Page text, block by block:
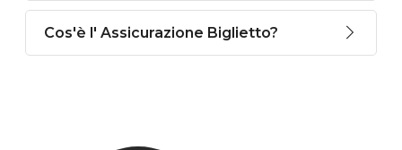
Cos'è l' Assicurazione Biglietto?